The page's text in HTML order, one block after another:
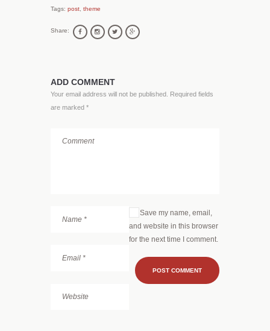
Tags: post theme
Share:
ADD COMMENT
Your email address will not be published. Required fields
are marked *
Save my name, email,
and website in this browser
for the next time I comment.